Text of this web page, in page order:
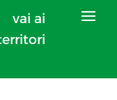
vai ai